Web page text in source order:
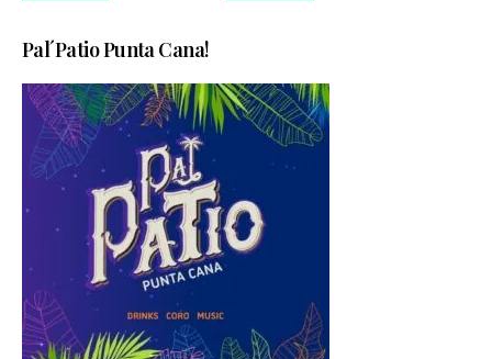
Pal´Patio Punta Cana!